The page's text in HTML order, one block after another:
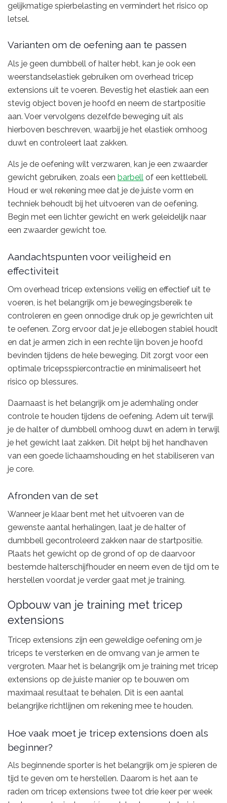
gelijkmatige spierbelasting en vermindert het risico op
letsel.
Varianten om de oefening aan te passen
Als je geen dumbbell of halter hebt, kan je ook een
weerstandselastiek gebruiken om overhead tricep
extensions uit te voeren. Bevestig het elastiek aan een
stevig object boven je hoofd en neem de startpositie
aan. Voer vervolgens dezelfde beweging uit als
hierboven beschreven, waarbij je het elastiek omhoog
duwt en controleert laat zakken.
Als je de oefening wilt verzwaren, kan je een zwaarder
gewicht gebruiken, zoals een barbell of een kettlebell.
Houd er wel rekening mee dat je de juiste vorm en
techniek behoudt bij het uitvoeren van de oefening.
Begin met een lichter gewicht en werk geleidelijk naar
een zwaarder gewicht toe.
Aandachtspunten voor veiligheid en
effectiviteit
Om overhead tricep extensions veilig en effectief uit te
voeren, is het belangrijk om je bewegingsbereik te
controleren en geen onnodige druk op je gewrichten uit
te oefenen. Zorg ervoor dat je je ellebogen stabiel houdt
en dat je armen zich in een rechte lijn boven je hoofd
bevinden tijdens de hele beweging. Dit zorgt voor een
optimale tricepsspiercontractie en minimaliseert het
risico op blessures.
Daarnaast is het belangrijk om je ademhaling onder
controle te houden tijdens de oefening. Adem uit terwijl
je de halter of dumbbell omhoog duwt en adem in terwijl
je het gewicht laat zakken. Dit helpt bij het handhaven
van een goede lichaamshouding en het stabiliseren van
je core.
Afronden van de set
Wanneer je klaar bent met het uitvoeren van de
gewenste aantal herhalingen, laat je de halter of
dumbbell gecontroleerd zakken naar de startpositie.
Plaats het gewicht op de grond of op de daarvoor
bestemde halterschijfhouder en neem even de tijd om te
herstellen voordat je verder gaat met je training.
Opbouw van je training met tricep
extensions
Tricep extensions zijn een geweldige oefening om je
triceps te versterken en de omvang van je armen te
vergroten. Maar het is belangrijk om je training met tricep
extensions op de juiste manier op te bouwen om
maximaal resultaat te behalen. Dit is een aantal
belangrijke richtlijnen om rekening mee te houden.
Hoe vaak moet je tricep extensions doen als
beginner?
Als beginnende sporter is het belangrijk om je spieren de
tijd te geven om te herstellen. Daarom is het aan te
raden om tricep extensions twee tot drie keer per week